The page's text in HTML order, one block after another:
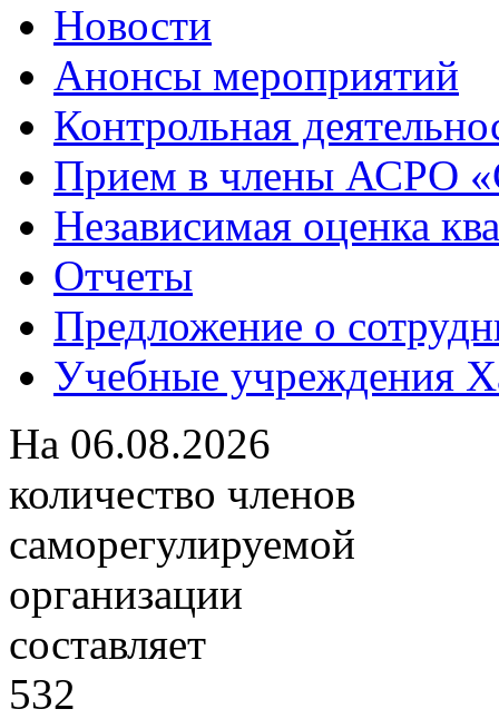
Новости
Анонсы мероприятий
Контрольная
Прием в члены АСРО
Независимая оценка
Отчеты
Предложение о
Учебные учреждения
На 06.08.2026
количество членов
саморегулируемой
организации
составляет
532